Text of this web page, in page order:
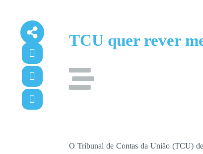
TCU quer rever
O Tribunal de Contas da União (TCU)